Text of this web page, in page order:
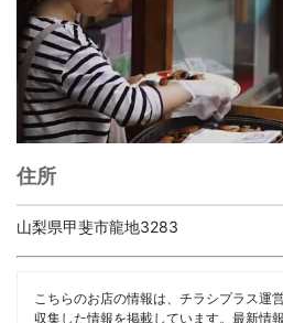
住所
山梨県甲斐市龍地3283
こちらのお店の情報は、チラシプラス運
収集した情報を掲載しています。最新情